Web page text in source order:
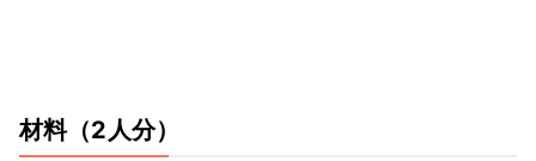
材料（2人分）